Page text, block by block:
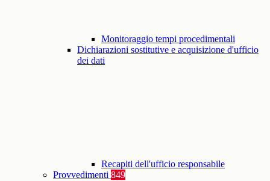
Monitoraggio tempi procedimentali
Dichiarazioni sostitutive e acquisizione d'ufficio
dei dati
Recapiti dell'ufficio responsabile
Provvedimenti 849